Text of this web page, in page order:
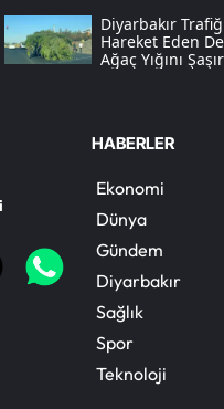
Diyarbakır
Hareket Eden
Ağaç Yığını
HABERLER
Ekonomi
Dünya
Gündem
Diyarbakır
Sağlık
Spor
Teknoloji